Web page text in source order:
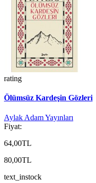
rating
Ölümsüz Kardeşin Gözleri
Aylak Adam Yayınları
Fiyat:
64,00TL
80,00TL
text_instock